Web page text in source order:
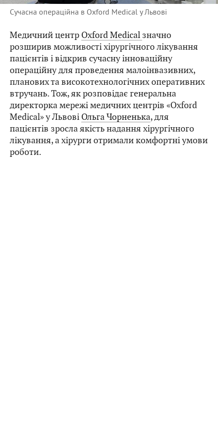
Сучасна операційна в Oxford Medical у Львові
Медичний центр Oxford Medical значно
розширив можливості хірургічного лікування
пацієнтів і відкрив сучасну інноваційну
операційну для проведення малоінвазивних,
планових та високотехнологічних оперативних
втручань. Тож, як розповідає генеральна
директорка мережі медичних центрів «Oxford
Medical» у Львові Ольга Чорненька, для
пацієнтів зросла якість надання хірургічного
лікування, а хірурги отримали комфортні умови
роботи.